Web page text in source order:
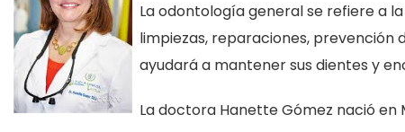
La odontología general se refiere a
limpiezas, reparaciones, prevención
ayudará a mantener sus dientes y
La doctora Hanette Gómez nació en